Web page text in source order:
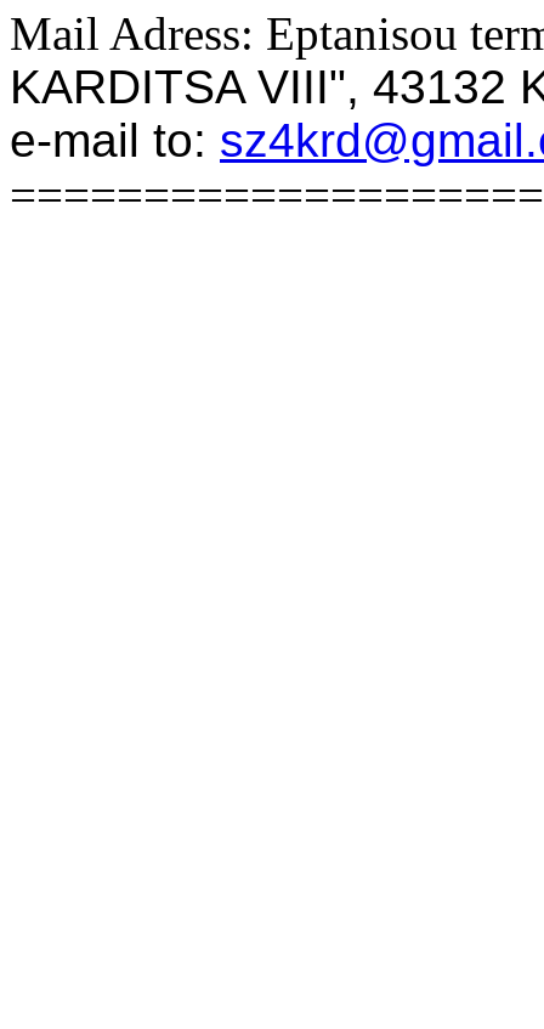
Mail Adress: Eptanisou
KARDITSA VIII", 43132
e-mail to: